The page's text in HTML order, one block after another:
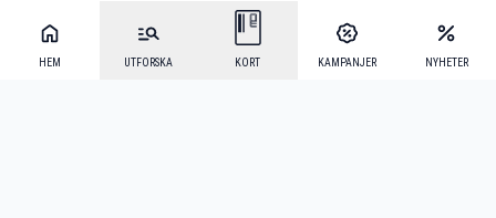
HEM UTFORSKA KORT KAMPANJER NYHETER